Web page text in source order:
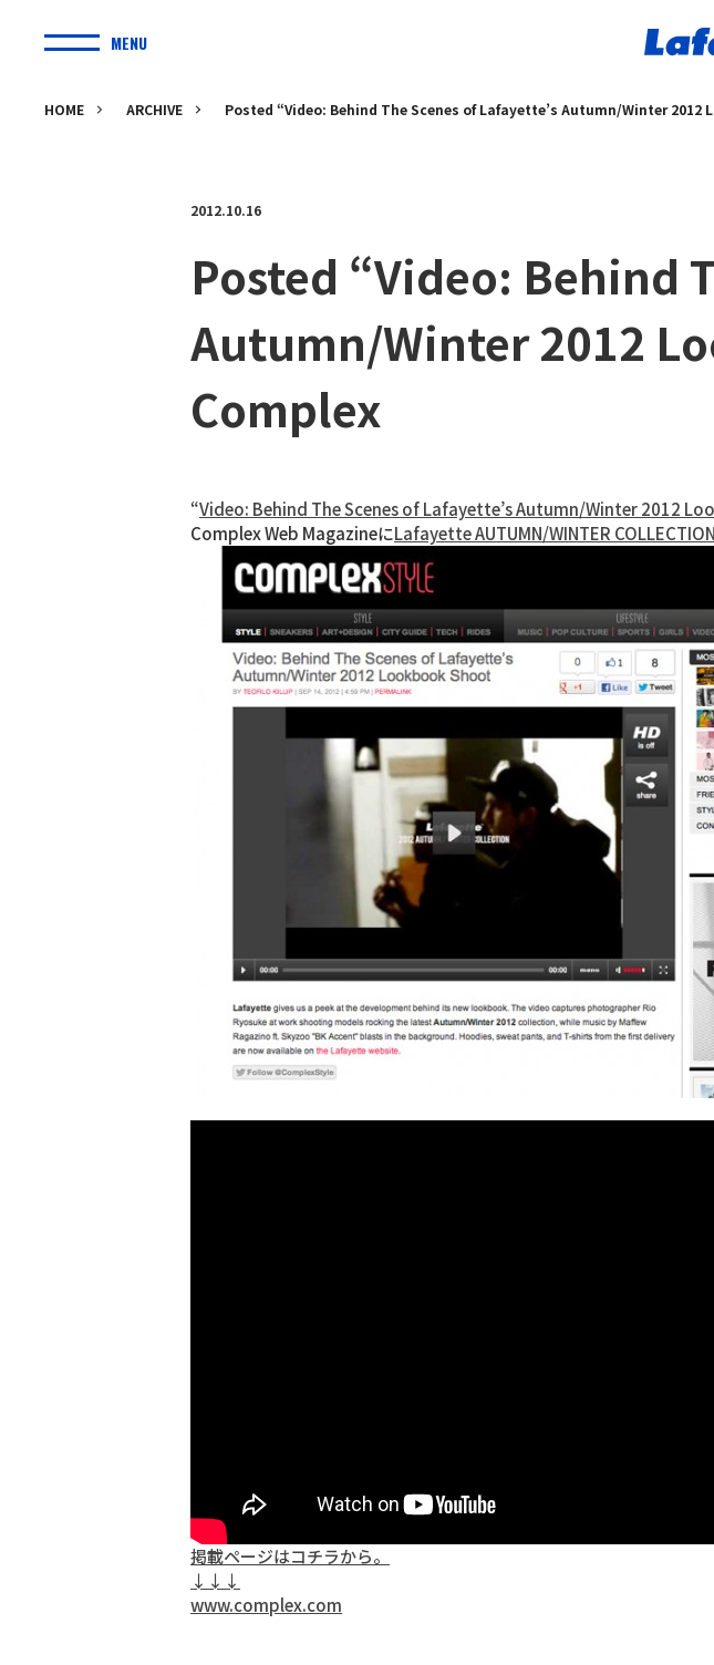
MENU
HOME ARCHIVE Posted “Video: Behind The Scenes of Lafayette’s Autumn/Winter 2012
2012.10.16
Posted “Video: Behind
Autumn/Winter 2012
Complex
“Video: Behind The Scenes of Lafayette’s Autumn/Winter 2012
Complex Web MagazineにLafayette AUTUMN/WINTER
掲載ページはコチラから。
↓↓↓
www.complex.com